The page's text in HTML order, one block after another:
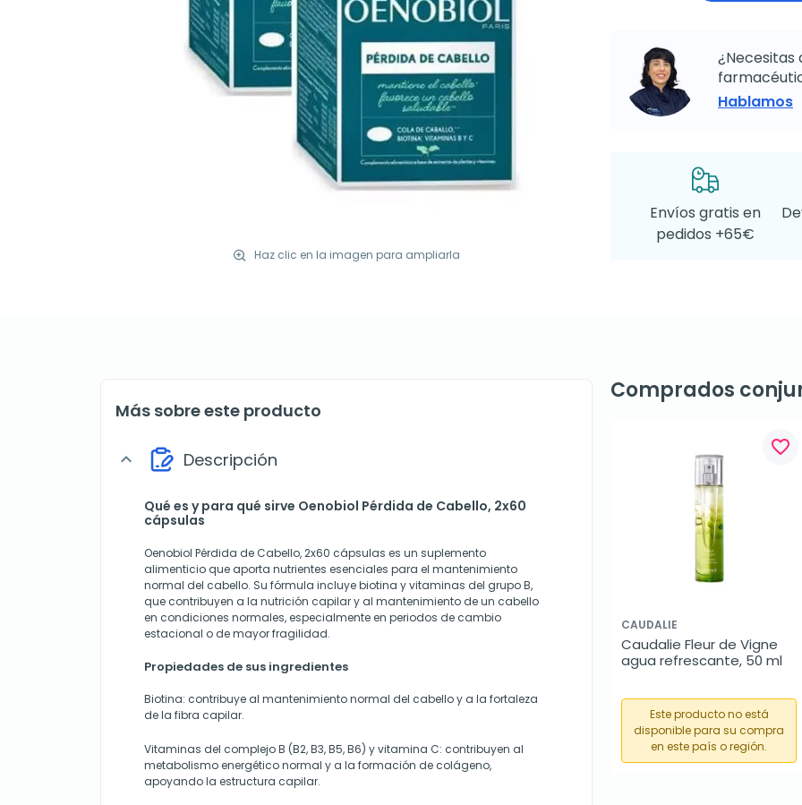
Haz clic en la imagen para ampliarla
¿Necesitas
Hablamos
Envíos gratis en
pedidos +65€
Más sobre este producto
expand_more Descripción
Qué es y para qué sirve Oenobiol Pérdida de Cabello, 2x60
cápsulas
Oenobiol Pérdida de Cabello, 2x60 cápsulas es un suplemento
alimenticio que aporta nutrientes esenciales para el mantenimiento
normal del cabello. Su fórmula incluye biotina y vitaminas del grupo B,
que contribuyen a la nutrición capilar y al mantenimiento de un cabello
en condiciones normales, especialmente en periodos de cambio
estacional o de mayor fragilidad.
Propiedades de sus ingredientes
Biotina: contribuye al mantenimiento normal del cabello y a la fortaleza
de la fibra capilar.
Vitaminas del complejo B (B2, B3, B5, B6) y vitamina C: contribuyen al
metabolismo energético normal y a la formación de colágeno,
apoyando la estructura capilar.
Comprados
favorite_border
CAUDALIE
Caudalie Fleur de Vigne
agua refrescante, 50 ml
Este producto no está
disponible para su compra
en este país o región.